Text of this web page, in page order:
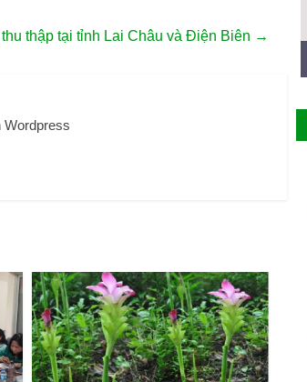
thập tại tỉnh Lai Châu và Điện Biên →
Wordpress